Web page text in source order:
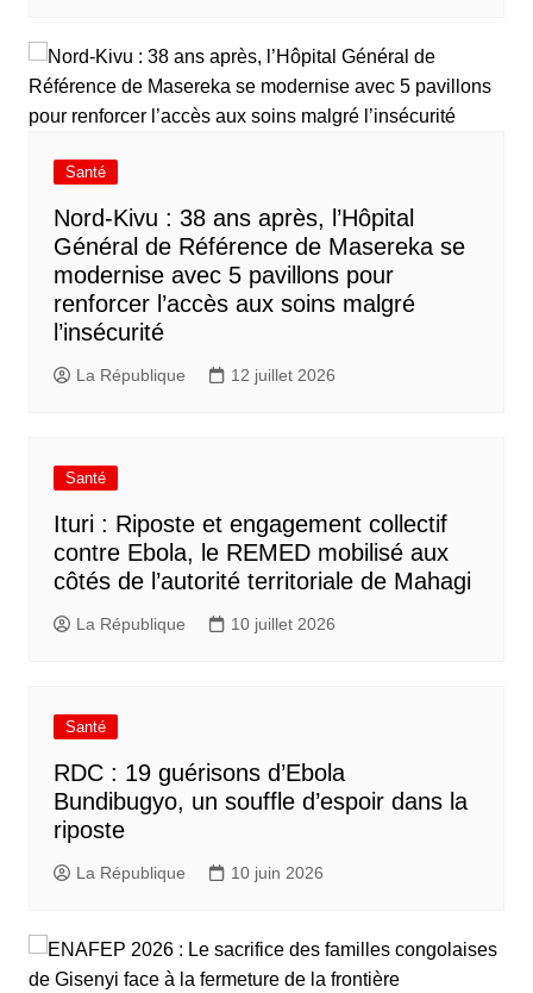
Santé
Nord-Kivu : 38 ans après, l’Hôpital
Général de Référence de Masereka se
modernise avec 5 pavillons pour
renforcer l’accès aux soins malgré
l’insécurité
La République 12 juillet 2026
Santé
Ituri : Riposte et engagement collectif
contre Ebola, le REMED mobilisé aux
côtés de l’autorité territoriale de Mahagi
La République 10 juillet 2026
Santé
RDC : 19 guérisons d’Ebola
Bundibugyo, un souffle d’espoir dans la
riposte
La République 10 juin 2026